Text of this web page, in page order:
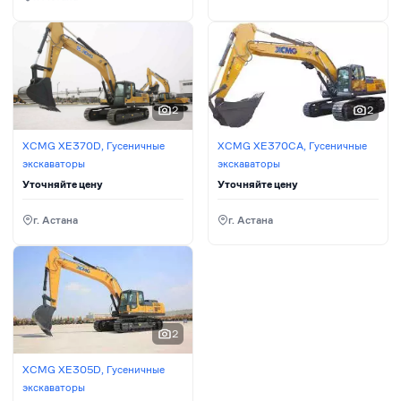
2
XCMG XE370D, Гусеничные
экскаваторы
Уточняйте цену
г. Астана
2
XCMG XE370CA, Гусеничные
экскаваторы
Уточняйте цену
г. Астана
2
XCMG XE305D, Гусеничные
экскаваторы